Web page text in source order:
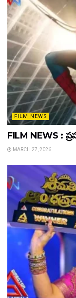
FILM NEWS
FILM NEWS :
MARCH 27, 2026